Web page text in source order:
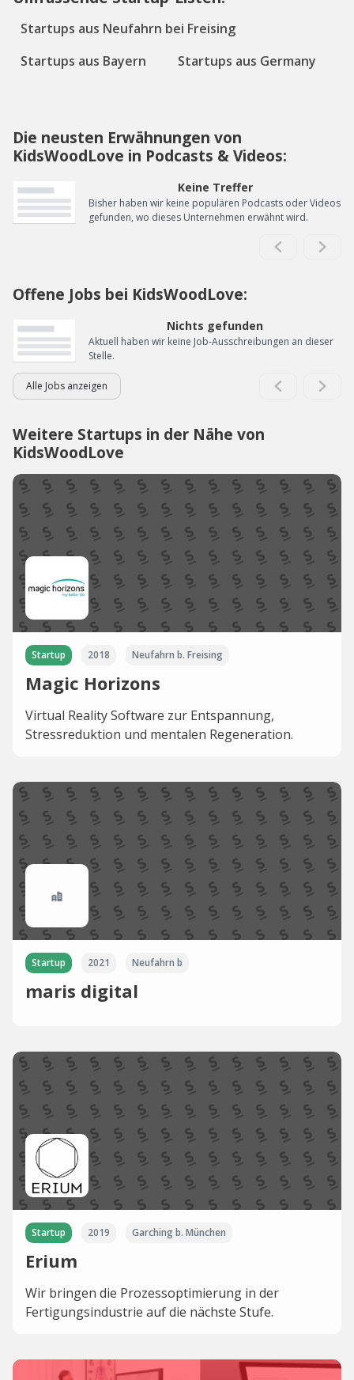
Startups aus Neufahrn bei Freising
Startups aus Bayern
Startups aus Germany
Die neusten Erwähnungen von
KidsWoodLove in Podcasts & Videos:
Keine Treffer
Bisher haben wir keine populären Podcasts oder Videos
gefunden, wo dieses Unternehmen erwähnt wird.
Offene Jobs bei KidsWoodLove:
Nichts gefunden
Aktuell haben wir keine Job-Ausschreibungen an dieser
Stelle.
Alle Jobs anzeigen
Weitere Startups in der Nähe von
KidsWoodLove
Startup 2018 Neufahrn b. Freising
Magic Horizons
Virtual Reality Software zur Entspannung,
Stressreduktion und mentalen Regeneration.
Startup 2021 Neufahrn b
maris digital
Startup 2019 Garching b. München
Erium
Wir bringen die Prozessoptimierung in der
Fertigungsindustrie auf die nächste Stufe.